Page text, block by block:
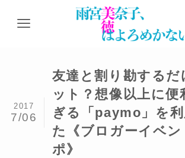
友達と割り勘する
ット？想像以上に便
ぎる「paymo」を
た《ブロガーイベン
ポ》
2017
7/06